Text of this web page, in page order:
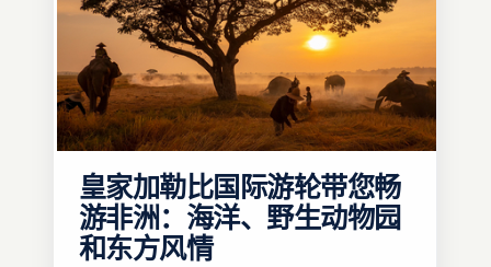
皇家加勒比国际游轮带您畅
游非洲：海洋、野生动物园
和东方风情